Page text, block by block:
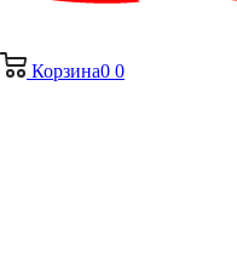
Корзина0 0